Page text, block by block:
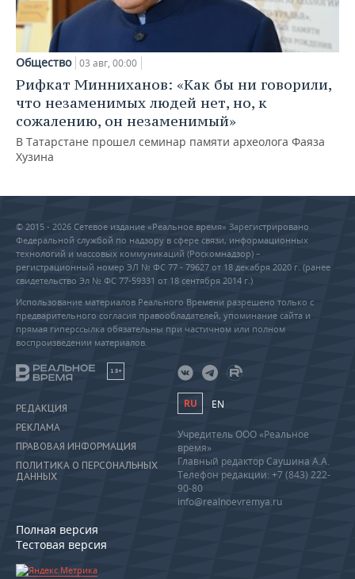
Общество 03 авг, 00:00
Рифкат Минниханов: «Как бы ни говорили,
что незаменимых людей нет, но, к
сожалению, он незаменимый»
В Татарстане прошел семинар памяти археолога Фаяза
Хузина
© 2015 - 2026 Сетевое издание «Реальное время» Зарегистрировано
Федеральной службой по надзору в сфере связи, информационных
технологий и массовых коммуникаций (Роскомнадзор) –
регистрационный номер ЭЛ № ФС 77 - 79627 от 18 декабря 2020 г. (ранее
свидетельство Эл № ФС 77-59331 от 18 сентября 2014 г.)
Использование материалов Реального Времени разрешено только с
предварительного согласия правообладателей, упоминание сайта и
прямая гиперссылка обязательны при частичном или полном
воспроизведении материалов.
18+
РЕДАКЦИЯ
РЕКЛАМА
ПРАВОВАЯ ИНФОРМАЦИЯ
ПОЛИТИКА О ПЕРСОНАЛЬНЫХ
ДАННЫХ
Полная версия
Тестовая версия
RU EN
Учредитель ООО «Реальное
время»
Главный редактор Саушина А.А.
Телефон редакции: +7 (843) 222-
90-80
info@realnoevremya.ru